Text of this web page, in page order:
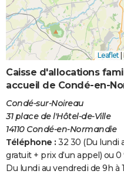
Leaflet
Caisse d'allocations
accueil de Condé-en-
Condé-sur-Noireau
31 place de l'Hôtel-de-Ville
14110 Condé-en-Normandie
Téléphone : 32 30 (Du lundi
gratuit + prix d’un appel) ou
Du lundi au vendredi de 9h à